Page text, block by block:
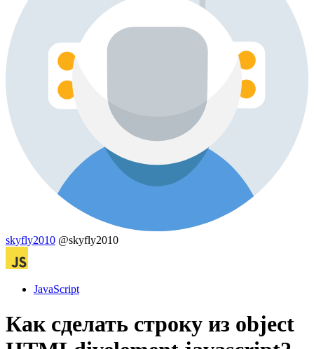
skyfly2010 @skyfly2010
JavaScript
Как сделать строку из object